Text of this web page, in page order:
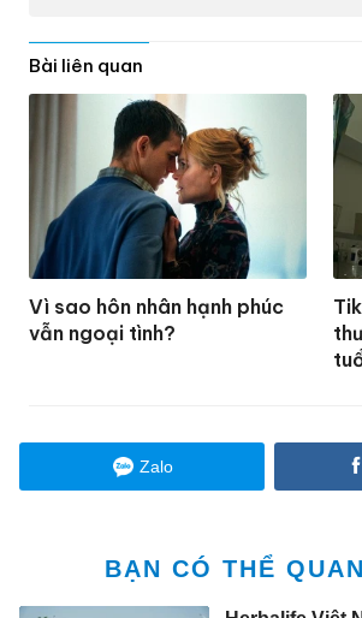
Bài liên quan
Vì sao hôn nhân hạnh phúc
vẫn ngoại tình?
Zalo
BẠN CÓ THỂ